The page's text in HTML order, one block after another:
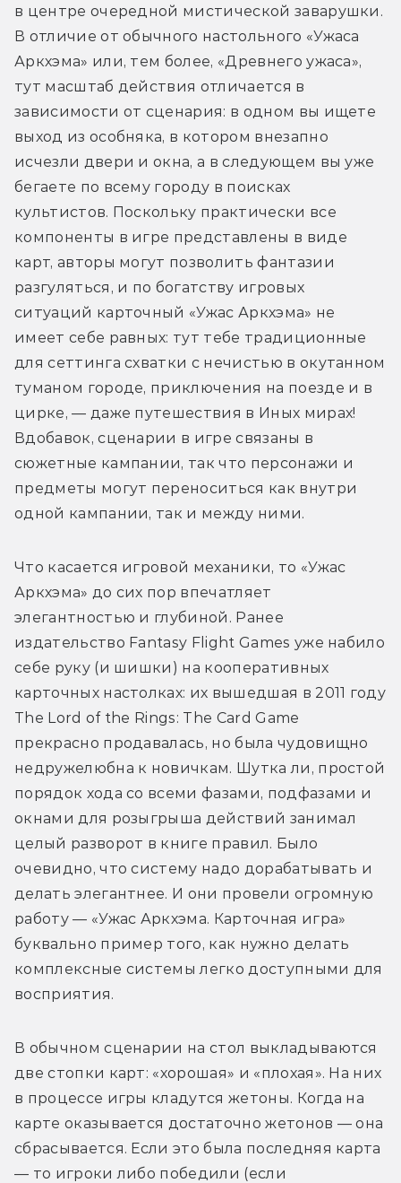
в центре очередной мистической заварушки.
В отличие от обычного настольного «Ужаса
Аркхэма» или, тем более, «Древнего ужаса»,
тут масштаб действия отличается в
зависимости от сценария: в одном вы ищете
выход из особняка, в котором внезапно
исчезли двери и окна, а в следующем вы уже
бегаете по всему городу в поисках
культистов. Поскольку практически все
компоненты в игре представлены в виде
карт, авторы могут позволить фантазии
разгуляться, и по богатству игровых
ситуаций карточный «Ужас Аркхэма» не
имеет себе равных: тут тебе традиционные
для сеттинга схватки с нечистью в окутанном
туманом городе, приключения на поезде и в
цирке, — даже путешествия в Иных мирах!
Вдобавок, сценарии в игре связаны в
сюжетные кампании, так что персонажи и
предметы могут переноситься как внутри
одной кампании, так и между ними.
Что касается игровой механики, то «Ужас
Аркхэма» до сих пор впечатляет
элегантностью и глубиной. Ранее
издательство Fantasy Flight Games уже набило
себе руку (и шишки) на кооперативных
карточных настолках: их вышедшая в 2011 году
The Lord of the Rings: The Card Game
прекрасно продавалась, но была чудовищно
недружелюбна к новичкам. Шутка ли, простой
порядок хода со всеми фазами, подфазами и
окнами для розыгрыша действий занимал
целый разворот в книге правил. Было
очевидно, что систему надо дорабатывать и
делать элегантнее. И они провели огромную
работу — «Ужас Аркхэма. Карточная игра»
буквально пример того, как нужно делать
комплексные системы легко доступными для
восприятия.
В обычном сценарии на стол выкладываются
две стопки карт: «хорошая» и «плохая». На них
в процессе игры кладутся жетоны. Когда на
карте оказывается достаточно жетонов — она
сбрасывается. Если это была последняя карта
— то игроки либо победили (если